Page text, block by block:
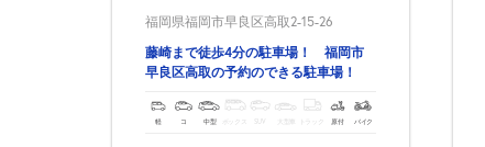
福岡県福岡市早良区高取2-15-26
藤崎まで徒歩4分の駐車場！ 福岡市
早良区高取の予約のできる駐車場！
軽 コ 中型 ボックス SUV 大型車 トラック 原付 バイク